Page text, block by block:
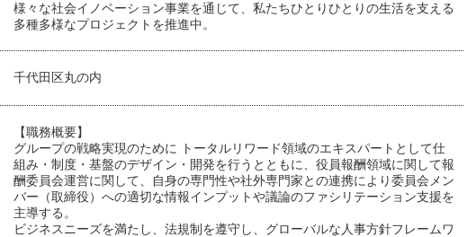
様々な社会イノベーション事業を通じて、私たちひとりひとりの生活を支える
多種多様なプロジェクトを推進中。
千代田区丸の内
【職務概要】
グループの戦略実現のために トータルリワード領域のエキスパートとして仕
組み・制度・基盤のデザイン・開発を行うとともに、役員報酬領域に関して報
酬委員会運営に関して、自身の専門性や社外専門家との連携により委員会メン
バー（取締役）への適切な情報インプットや議論のファシリテーション支援を
主導する。
ビジネスニーズを満たし、法規制を遵守し、グローバルな人事方針フレームワ